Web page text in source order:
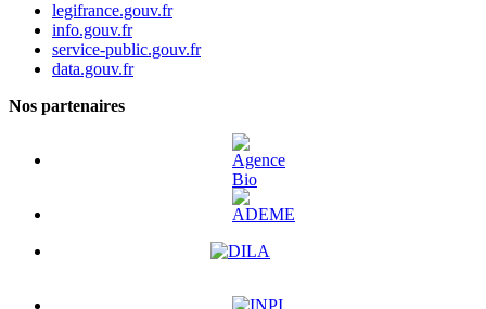
legifrance.gouv.fr
info.gouv.fr
service-public.gouv.fr
data.gouv.fr
Nos partenaires